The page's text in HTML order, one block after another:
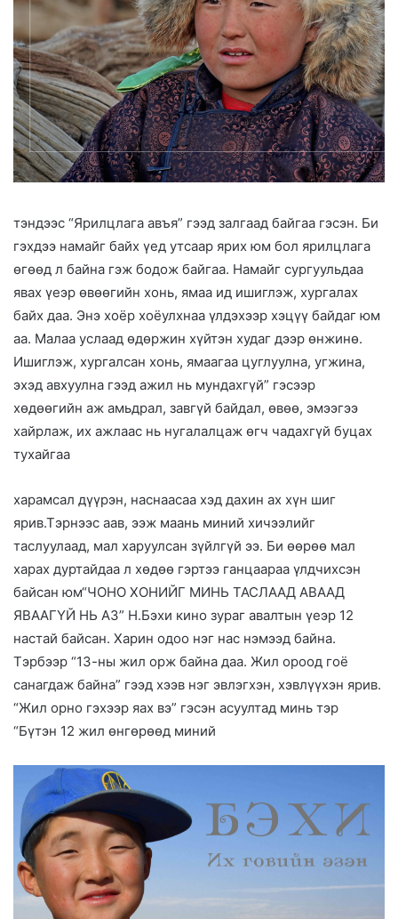
тэндээс “Ярилцлага авъя” гээд залгаад байгаа гэсэн. Би
гэхдээ намайг байх үед утсаар ярих юм бол ярилцлага
өгөөд л байна гэж бодож байгаа. Намайг сургуульдаа
явах үеэр өвөөгийн хонь, ямаа ид ишиглэж, хургалах
байх даа. Энэ хоёр хоёулхнаа үлдэхээр хэцүү байдаг юм
аа. Малаа услаад өдөржин хүйтэн худаг дээр өнжинө.
Ишиглэж, хургалсан хонь, ямаагаа цуглуулна, угжина,
эхэд авхуулна гээд ажил нь мундахгүй” гэсээр
хөдөөгийн аж амьдрал, завгүй байдал, өвөө, эмээгээ
хайрлаж, их ажлаас нь нугалалцаж өгч чадахгүй буцах
тухайгаа
харамсал дүүрэн, наснаасаа хэд дахин ах хүн шиг
ярив.Тэрнээс аав, ээж маань миний хичээлийг
таслуулаад, мал харуулсан зүйлгүй ээ. Би өөрөө мал
харах дуртайдаа л хөдөө гэртээ ганцаараа үлдчихсэн
байсан юм“ЧОНО ХОНИЙГ МИНЬ ТАСЛААД АВААД
ЯВААГҮЙ НЬ АЗ” Н.Бэхи кино зураг авалтын үеэр 12
настай байсан. Харин одоо нэг нас нэмээд байна.
Тэрбээр “13-ны жил орж байна даа. Жил ороод гоё
санагдаж байна” гээд хээв нэг эвлэгхэн, хэвлүүхэн ярив.
“Жил орно гэхээр яах вэ” гэсэн асуултад минь тэр
“Бүтэн 12 жил өнгөрөөд миний